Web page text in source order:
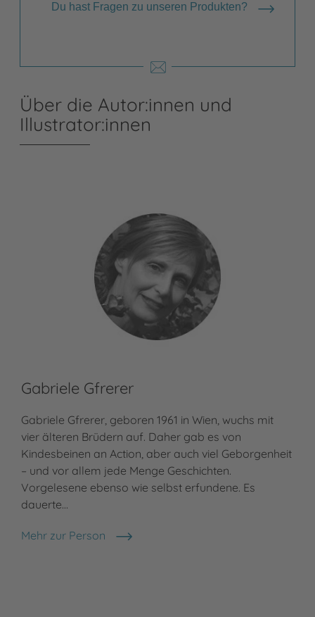
Du hast Fragen zu unseren Produkten?
Über die Autor:innen und
Illustrator:innen
Gabriele Gfrerer
Gabriele Gfrerer, geboren 1961 in Wien, wuchs mit
vier älteren Brüdern auf. Daher gab es von
Kindesbeinen an Action, aber auch viel Geborgenheit
– und vor allem jede Menge Geschichten.
Vorgelesene ebenso wie selbst erfundene. Es
dauerte…
Mehr zur Person
Gabriele Gfrerer